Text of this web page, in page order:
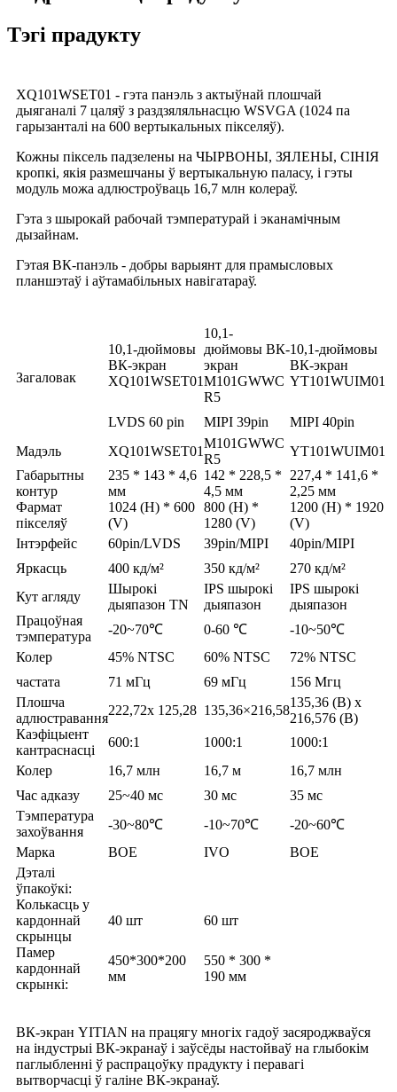
Тэгі прадукту
XQ101WSET01 - гэта панэль з актыўнай плошчай
дыяганалі 7 цаляў з раздзяляльнасцю WSVGA (1024 па
гарызанталі на 600 вертыкальных пікселяў).
Кожны піксель падзелены на ЧЫРВОНЫ, ЗЯЛЕНЫ, СІНІЯ
кропкі, якія размешчаны ў вертыкальную паласу, і гэты
модуль можа адлюстроўваць 16,7 млн ​​колераў.
Гэта з шырокай рабочай тэмпературай і эканамічным
дызайнам.
Гэтая ВК-панэль - добры варыянт для прамысловых
планшэтаў і аўтамабільных навігатараў.
Загаловак
10,1-дюймовы
ВК-экран
XQ101WSET01
10,1-
дюймовы ВК-
экран
M101GWWC
R5
10,1-дюймовы
ВК-экран
YT101WUIM01
LVDS 60 pin MIPI 39pin
MIPI 40pin
Мадэль
XQ101WSET01
M101GWWC
R5
YT101WUIM01
Габарытны
контур
235 * 143 * 4,6
мм
142 * 228,5 *
4,5 мм
227,4 * 141,6 *
2,25 мм
Фармат
пікселяў
1024 (H) * 600
(V)
800 (H) *
1280 (V)
1200 (H) * 1920
(V)
Інтэрфейс
60pin/LVDS 39pin/MIPI
40pin/MIPI
Яркасць
400 кд/м² 350 кд/м²
270 кд/м²
Кут агляду
Шырокі
дыяпазон TN
IPS шырокі
дыяпазон
IPS шырокі
дыяпазон
Працоўная
тэмпература
-20~70℃ 0-60 ℃
-10~50℃
Колер
45% NTSC 60% NTSC
72% NTSC
частата
71 мГц 69 мГц
156 Мгц
Плошча
адлюстравання
222,72x 125,28 135,36×216,58
135,36 (В) х
216,576 (В)
Каэфіцыент
кантраснасці
600:1 1000:1
1000:1
Колер
16,7 млн 16,7 м
16,7 млн
Час адказу
25~40 мс 30 мс
35 мс
Тэмпература
захоўвання
-30~80℃ -10~70℃
-20~60℃
Марка
BOE IVO
BOE
Дэталі
ўпакоўкі:
Колькасць у
кардоннай
скрынцы
40 шт 60 шт
Памер
кардоннай
скрынкі:
450*300*200
мм
550 * 300 *
190 мм
ВК-экран YITIAN на працягу многіх гадоў засяроджваўся
на індустрыі ВК-экранаў і заўсёды настойваў на глыбокім
паглыбленні ў распрацоўку прадукту і перавагі
вытворчасці ў галіне ВК-экранаў.